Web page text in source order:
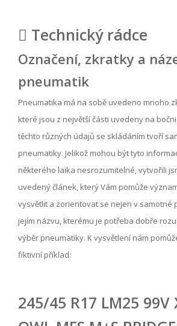
Technický rádce
Označení, zkratky a
pneumatik
Pneumatika má na sobě uvedeno mnoho
které jsou z největší části uvedeny na
těchto různých údajů se skládáním tvoří
pneumatiky. Jelikož mohou být tyto
některého laika nesrozumitelné, vytvořili
uvedený článek, který Vám pomůže
vysvětlit a zorientovat se nejen v samotné
jejím názvu, kterému je potřeba dobře
výběr pneumatiky. K vysvětlení nám
fiktivní příklad:
245/45 R17 LM25 99V